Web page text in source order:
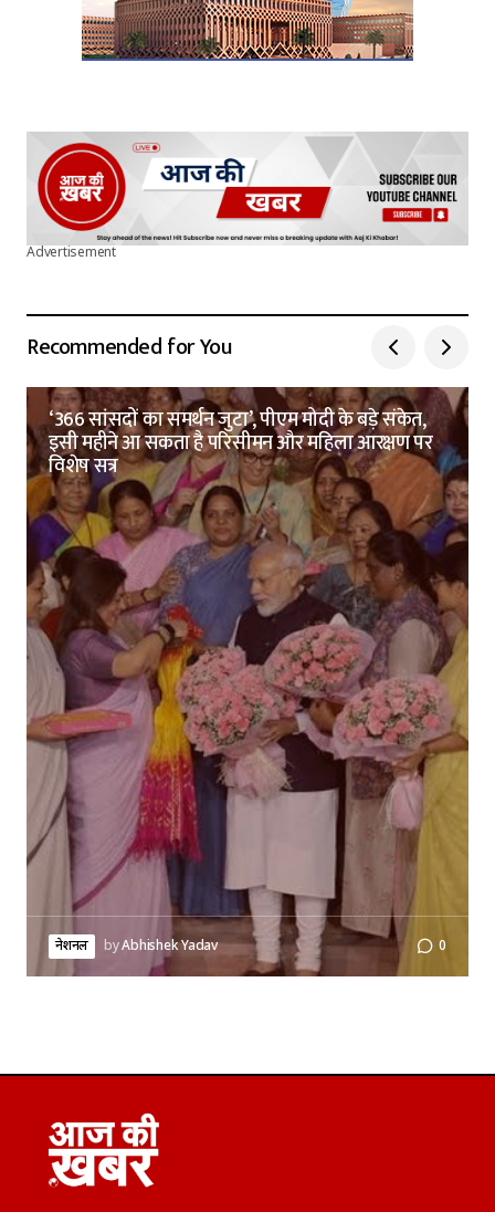
Advertisement
Recommended for You
‘366 सांसदों का समर्थन जुटा’, पीएम मोदी के बड़े संकेत,
इसी महीने आ सकता है परिसीमन और महिला आरक्षण पर
विशेष सत्र
नेशनल byAbhishek Yadav 0